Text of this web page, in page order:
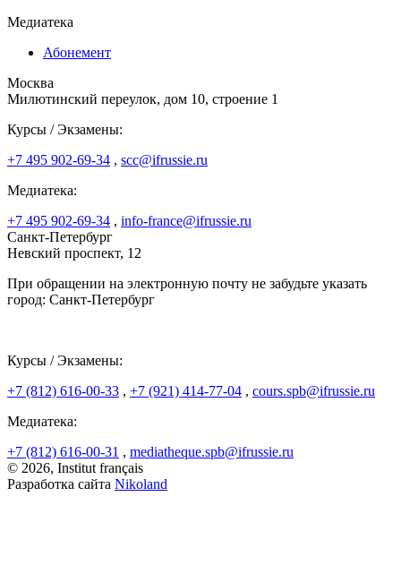
Медиатека
Абонемент
Москва
Милютинский переулок, дом 10, строение 1
Курсы / Экзамены:
+7 495 902-69-34 , scc@ifrussie.ru
Медиатека:
+7 495 902-69-34 , info-france@ifrussie.ru
Санкт-Петербург
Невский проспект, 12
При обращении на электронную почту не забудьте указать
город: Санкт-Петербург
Курсы / Экзамены:
+7 (812) 616-00-33 , +7 (921) 414-77-04 , cours.spb@ifrussie.ru
Медиатека:
+7 (812) 616-00-31 , mediatheque.spb@ifrussie.ru
© 2026, Institut français
Разработка сайта Nikoland